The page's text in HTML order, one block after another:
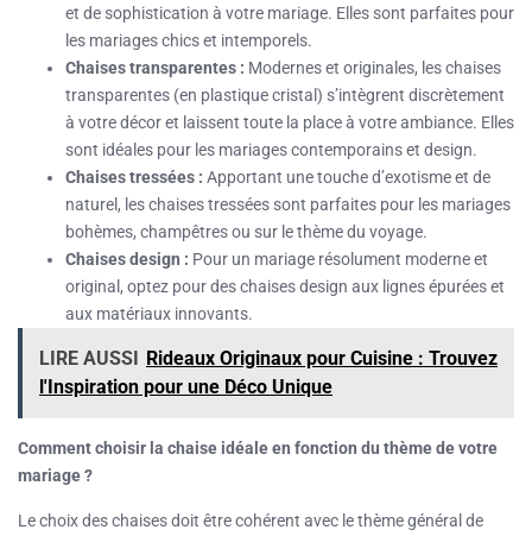
et de sophistication à votre mariage. Elles sont parfaites pour
les mariages chics et intemporels.
Chaises transparentes : Modernes et originales, les chaises
transparentes (en plastique cristal) s’intègrent discrètement
à votre décor et laissent toute la place à votre ambiance. Elles
sont idéales pour les mariages contemporains et design.
Chaises tressées : Apportant une touche d’exotisme et de
naturel, les chaises tressées sont parfaites pour les mariages
bohèmes, champêtres ou sur le thème du voyage.
Chaises design : Pour un mariage résolument moderne et
original, optez pour des chaises design aux lignes épurées et
aux matériaux innovants.
LIRE AUSSI Rideaux Originaux pour Cuisine : Trouvez
l'Inspiration pour une Déco Unique
Comment choisir la chaise idéale en fonction du thème de votre
mariage ?
Le choix des chaises doit être cohérent avec le thème général de